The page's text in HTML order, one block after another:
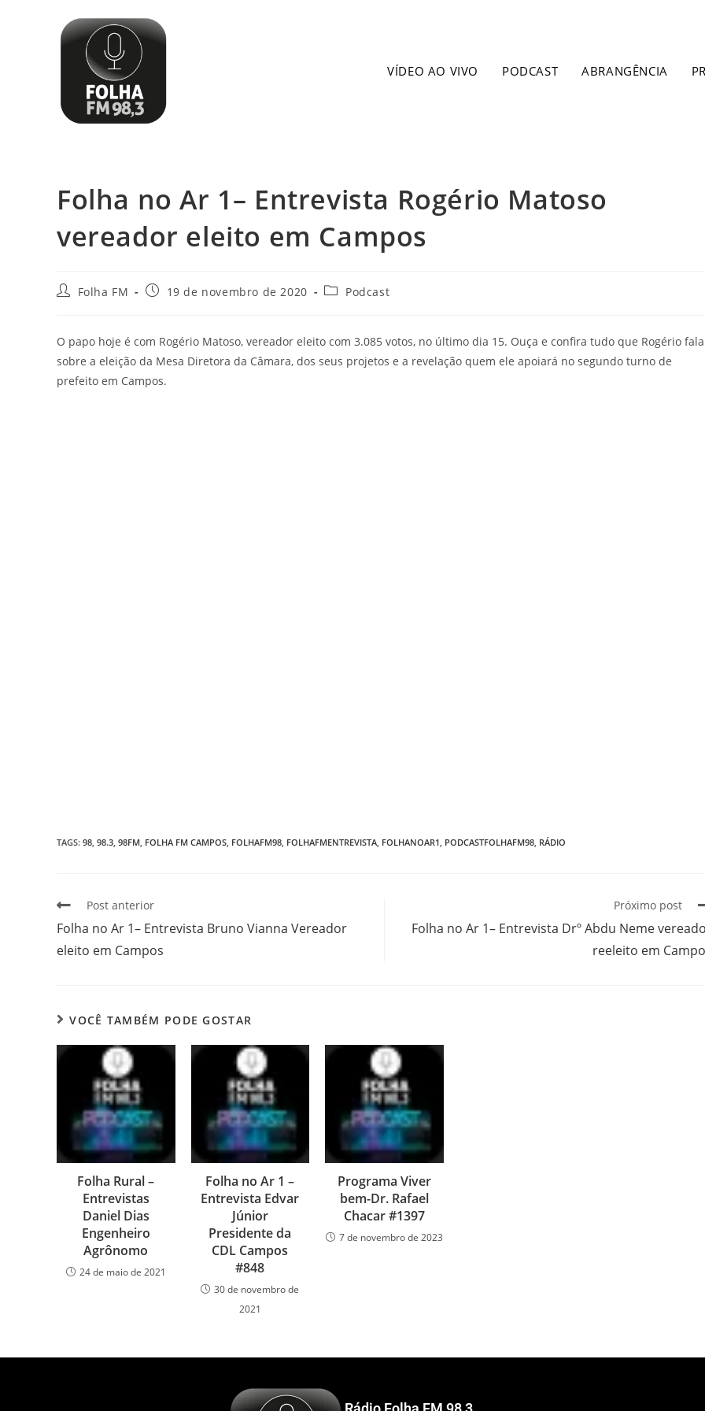
VÍDEO AO VIVO PODCAST ABRANGÊNCIA
Folha no Ar 1– Entrevista Rogério Matoso
vereador eleito em Campos
Folha FM 19 de novembro de 2020 Podcast
O papo hoje é com Rogério Matoso, vereador eleito com 3.085 votos, no último dia 15. Ouça e confira tudo que Rogério fala
sobre a eleição da Mesa Diretora da Câmara, dos seus projetos e a revelação quem ele apoiará no segundo turno de
prefeito em Campos.
TAGS: 98 98.3 98FM FOLHA FM CAMPOS FOLHAFM98 FOLHAFMENTREVISTA FOLHANOAR1 PODCASTFOLHAFM98 RÁDIO
Post anterior
Folha no Ar 1– Entrevista Bruno Vianna Vereador
eleito em Campos
Próximo post
Folha no Ar 1– Entrevista Drº Abdu Neme
reeleito em
VOCÊ TAMBÉM PODE GOSTAR
Folha Rural –
Entrevistas
Daniel Dias
Engenheiro
Agrônomo
24 de maio de 2021
Folha no Ar 1 –
Entrevista Edvar
Júnior
Presidente da
CDL Campos
#848
30 de novembro de
2021
Programa Viver
bem-Dr. Rafael
Chacar #1397
7 de novembro de 2023